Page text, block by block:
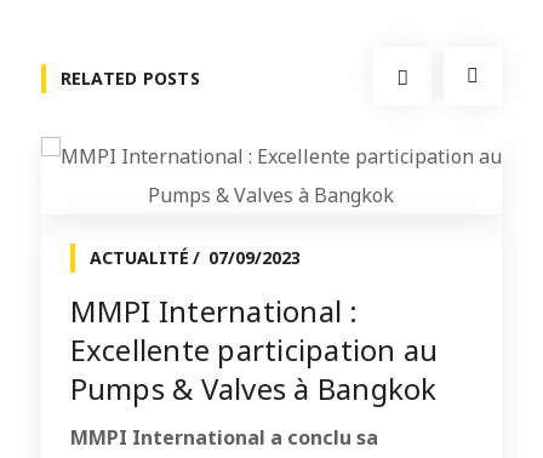
RELATED POSTS
ACTUALITÉ 07/09/2023
MMPI International :
Excellente participation au
Pumps & Valves à Bangkok
MMPI International a conclu sa